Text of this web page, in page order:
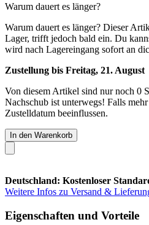
Warum dauert es länger?
Warum dauert es länger? Dieser
Lager, trifft jedoch bald ein. Du
wird nach Lagereingang sofort an
Zustellung bis Freitag, 21. August
Von diesem Artikel sind nur noch 0
Nachschub ist unterwegs! Falls
Zustelldatum beeinflussen.
In den Warenkorb
Deutschland: Kostenloser
Weitere Infos zu Versand &
Eigenschaften und Vorteile